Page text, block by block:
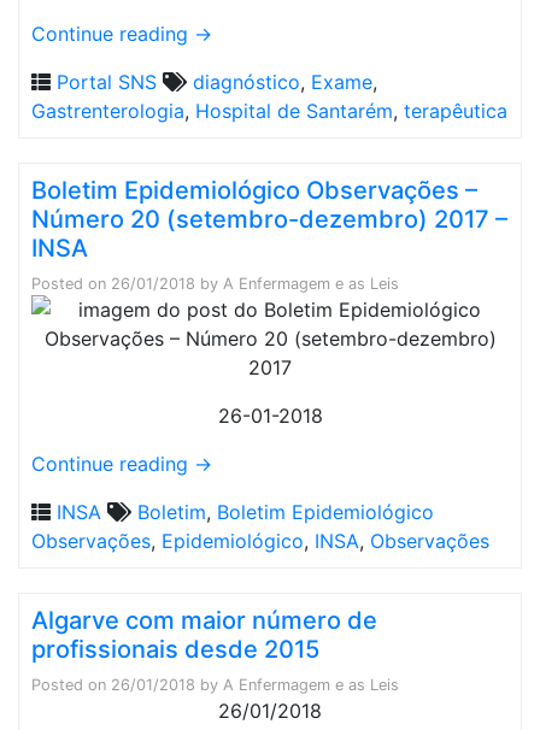
Continue reading →
Portal SNS
diagnóstico, Exame,
Gastrenterologia, Hospital de Santarém, terapêutica
Boletim Epidemiológico Observações –
Número 20 (setembro-dezembro) 2017 –
INSA
Posted on 26/01/2018 by A Enfermagem e as Leis
26-01-2018
Continue reading →
INSA
Boletim, Boletim Epidemiológico
Observações, Epidemiológico, INSA, Observações
Algarve com maior número de
profissionais desde 2015
Posted on 26/01/2018 by A Enfermagem e as Leis
26/01/2018